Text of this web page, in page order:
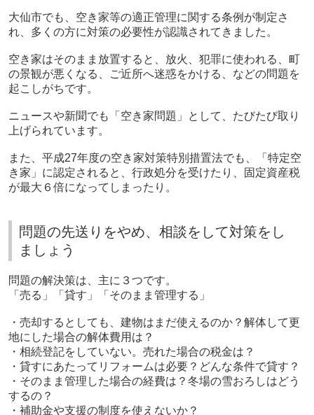
大仙市でも、空き家等の適正管理に関する条例が制定さ
れ、多くの方に対策の必要性が認識されてきました。
空き家はそのまま放置すると、放火、犯罪に使われる、町
の景観が悪くなる、ご近所へ迷惑をかける、などの問題を
起こしがちです。
ニュースや新聞でも「空き家問題」として、たびたび取り
上げられています。
また、平成27年度の空き家対策特別措置法でも、「特定空
き家」に認定されると、行政処分を受けたり、固定資産税
が最大６倍になってしまったり。
問題の先送りをやめ、相談をして対策をし
ましょう
問題の解決策は、主に３つです。
「売る」「貸す」「そのまま管理する」
・売却するとしても、建物はまだ使えるのか？解体して更
地にした場合の解体費用は？
・相続登記をしていない。売れた場合の税金は？
・貸すにあたってリフォームは必要？どんな条件で貸す？
・そのまま管理した場合の経費は？冬場の雪おろしはどう
するの？
・補助金や支援の制度を使えないか？